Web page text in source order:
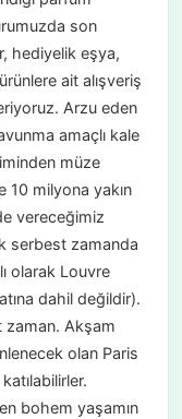
son
hediyelik eşya,
ait alışveriş
Arzu eden
amaçlı kale
müze
10 milyona yakın
vereceğimiz
serbest zamanda
olarak Louvre
dahil değildir).
zaman. Akşam
olan Paris
bohem yaşamın